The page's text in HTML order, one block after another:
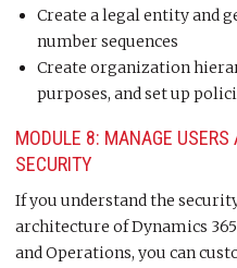
Create a legal entity and
number sequences
Create organization
purposes, and set up
MODULE 8: MANAGE USERS
SECURITY
If you understand the
architecture of Dynamics
and Operations, you can